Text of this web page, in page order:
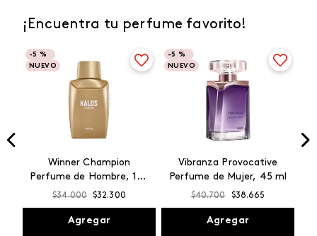
¡Encuentra tu perfume favorito!
-5 %
NUEVO
Winner Champion
Perfume de Hombre, 100
ml
$34.000 $32.300
Agregar
-5 %
NUEVO
Vibranza Provocative
Perfume de Mujer, 45 ml
$40.700 $38.665
Agregar